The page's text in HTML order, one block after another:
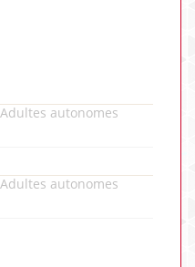
autonomes
autonomes